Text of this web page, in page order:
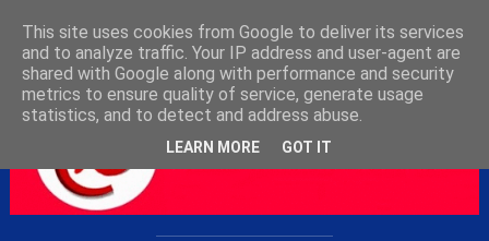
This site uses cookies from Google to deliver its services
and to analyze traffic. Your IP address and user-agent are
shared with Google along with performance and security
metrics to ensure quality of service, generate usage
statistics, and to detect and address abuse.
LEARN MORE GOT IT